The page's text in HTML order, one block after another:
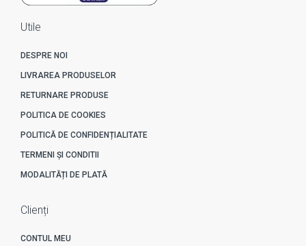
Utile
DESPRE NOI
LIVRAREA PRODUSELOR
RETURNARE PRODUSE
POLITICA DE COOKIES
POLITICĂ DE CONFIDENȚIALITATE
TERMENI ȘI CONDITII
MODALITĂȚI DE PLATĂ
Clienți
CONTUL MEU